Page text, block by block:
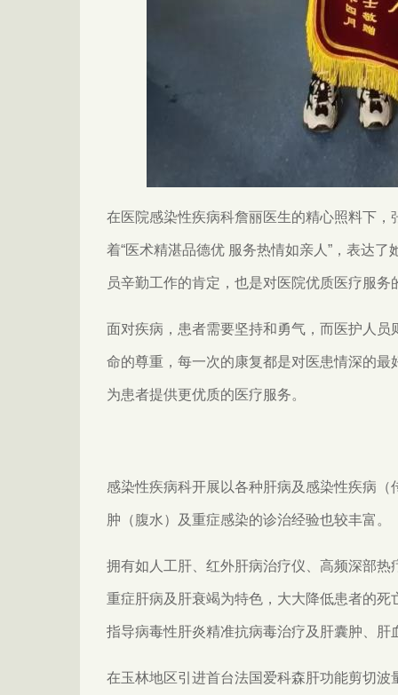
在医院感染性疾病科詹丽医生的精心照料下，
着“医术精湛品德优 服务热情如亲人”，表达
员辛勤工作的肯定，也是对医院优质医疗服务
面对疾病，患者需要坚持和勇气，而医护人
命的尊重，每一次的康复都是对医患情深的最
为患者提供更优质的医疗服务。
感染性疾病科开展以各种肝病及感染性疾病
肿（腹水）及重症感染的诊治经验也较丰富。
拥有如人工肝、红外肝病治疗仪、高频深部
重症肝病及肝衰竭为特色，大大降低患者的
指导病毒性肝炎精准抗病毒治疗及肝囊肿、
在玉林地区引进首台法国爱科森肝功能剪切